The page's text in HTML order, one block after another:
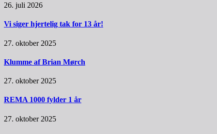
26. juli 2026
Vi siger hjertelig tak for 13 år!
27. oktober 2025
Klumme af Brian Mørch
27. oktober 2025
REMA 1000 fylder 1 år
27. oktober 2025